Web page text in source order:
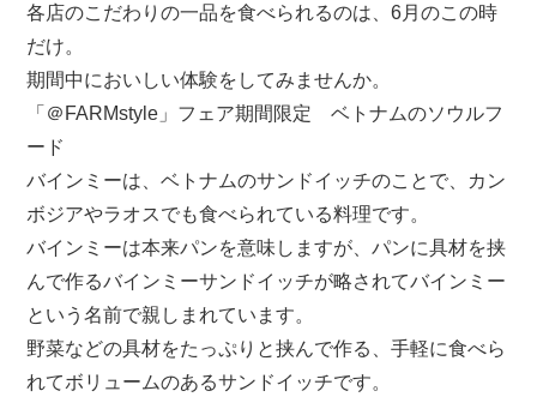
各店のこだわりの一品を食べられるのは、6月のこの時
だけ。
期間中においしい体験をしてみませんか。
「＠FARMstyle」フェア期間限定 ベトナムのソウルフ
ード
バインミーは、ベトナムのサンドイッチのことで、カン
ボジアやラオスでも食べられている料理です。
バインミーは本来パンを意味しますが、パンに具材を挟
んで作るバインミーサンドイッチが略されてバインミー
という名前で親しまれています。
野菜などの具材をたっぷりと挟んで作る、手軽に食べら
れてボリュームのあるサンドイッチです。